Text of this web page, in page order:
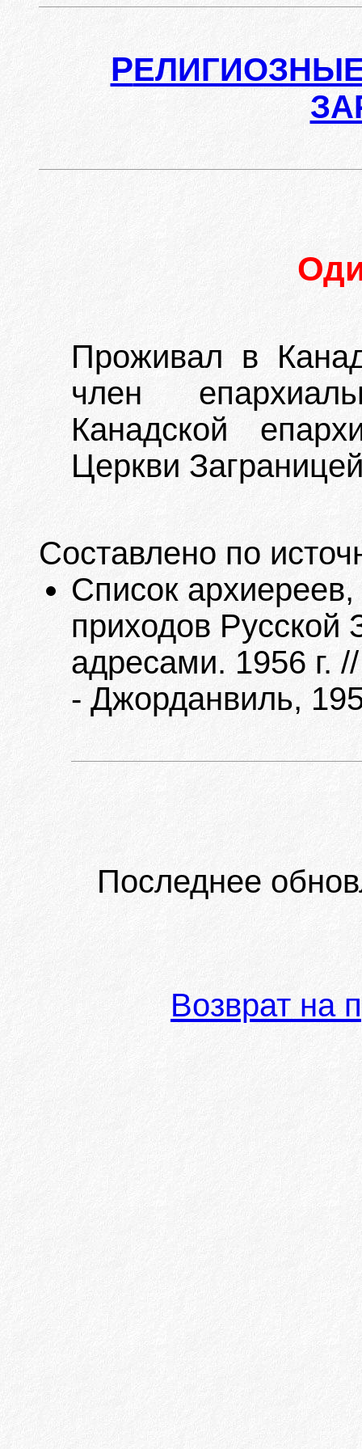
Р
Проживал в
член
Канадской
Церкви
Составлено по
Список
приходов Русской
адресами. 1956 г.
- Джорданвиль,
Последнее
Возврат на